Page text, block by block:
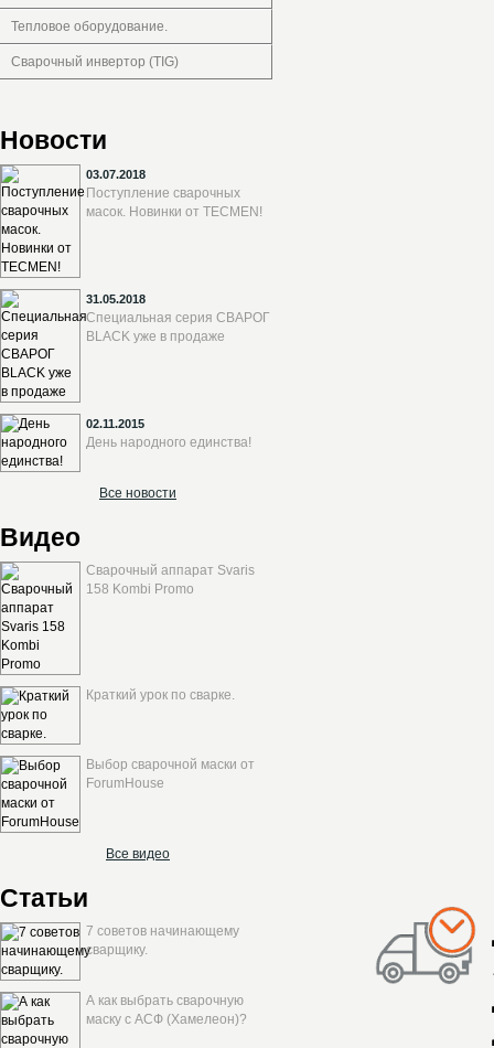
Тепловое оборудование.
Сварочный инвертор (TIG)
Новости
03.07.2018
Поступление сварочных
масок. Новинки от TECMEN!
31.05.2018
Специальная серия СВАРОГ
BLACK уже в продаже
02.11.2015
День народного единства!
Все новости
Видео
Сварочный аппарат Svaris
158 Kombi Promo
Краткий урок по сварке.
Выбор сварочной маски от
ForumHouse
Все видео
Статьи
7 советов начинающему
сварщику.
А как выбрать сварочную
маску с АСФ (Хамелеон)?